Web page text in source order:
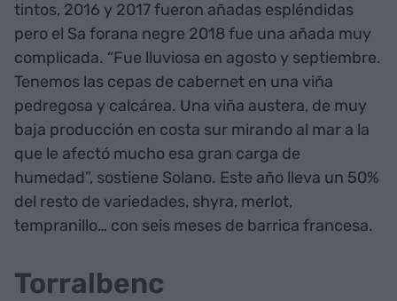
tintos, 2016 y 2017 fueron añadas espléndidas
pero el Sa forana negre 2018 fue una añada muy
complicada. “Fue lluviosa en agosto y septiembre.
Tenemos las cepas de cabernet en una viña
pedregosa y calcárea. Una viña austera, de muy
baja producción en costa sur mirando al mar a la
que le afectó mucho esa gran carga de
humedad”, sostiene Solano. Este año lleva un 50%
del resto de variedades, shyra, merlot,
tempranillo… con seis meses de barrica francesa.
Torralbenc